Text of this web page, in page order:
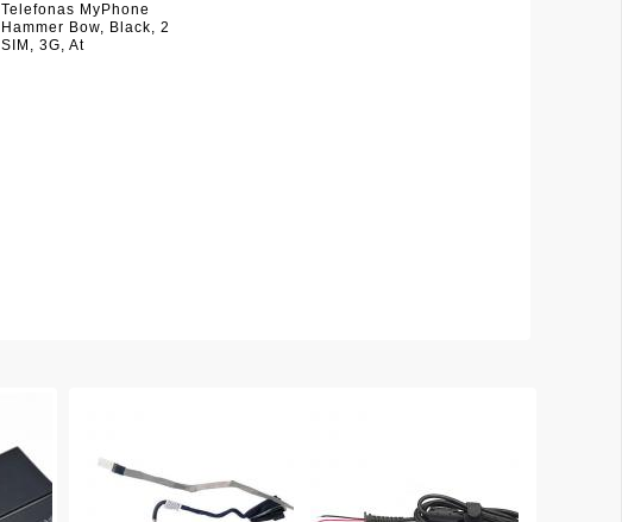
Telefonas MyPhone
Hammer Bow, Black, 2
SIM, 3G, At